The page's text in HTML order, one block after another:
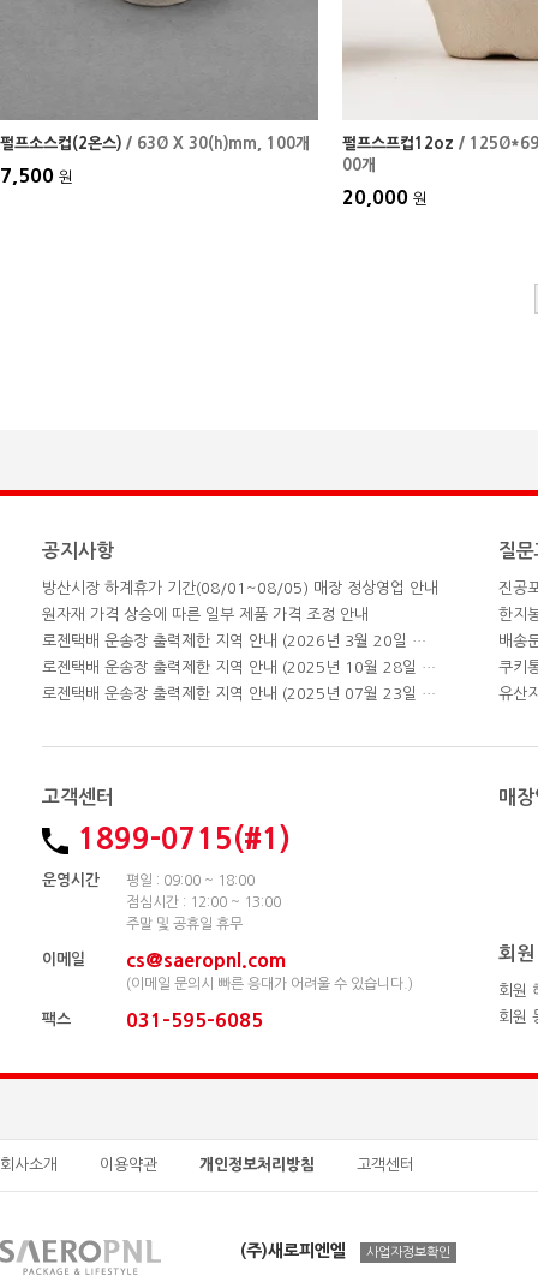
펄프소스컵(2온스) / 63Ø X 30(h)mm , 100개
7,500 원
펄프스프컵12oz /
00개
20,000 원
공지사항
방산시장 하계휴가 기간(08/01~08/05) 매장 정상영업 안내
원자재 가격 상승에 따른 일부 제품 가격 조정 안내
로젠택배 운송장 출력제한 지역 안내 (2026년 3월 20일 업데이트)
로젠택배 운송장 출력제한 지역 안내 (2025년 10월 28일 업데이트)
로젠택배 운송장 출력제한 지역 안내 (2025년 07월 23일 업데이트)
질
진공
한지
배송
쿠키
유산
고객센터
1899-0715(#1)
운영시간
평일 : 09:00 ~ 18:00
점심시간 : 12:00 ~ 13:00
주말 및 공휴일 휴무
이메일 cs@saeropnl.com
(이메일 문의시 빠른 응대가 어려울 수 있습니다.)
팩스 031-595-6085
매
회원
회원
회원
회사소개 이용약관 개인정보처리방침 고객센터
(주)새로피엔엘 사업자정보확인